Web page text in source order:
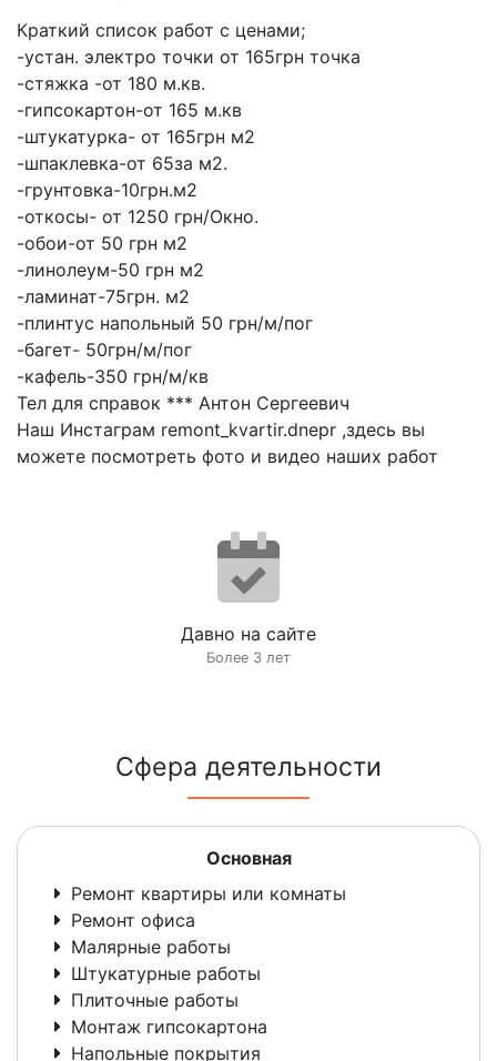
Краткий список работ с ценами;
-устан. электро точки от 165грн точка
-стяжка -от 180 м.кв.
-гипсокартон-от 165 м.кв
-штукатурка- от 165грн м2
-шпаклевка-от 65за м2.
-грунтовка-10грн.м2
-откосы- от 1250 грн/Окно.
-обои-от 50 грн м2
-линолеум-50 грн м2
-ламинат-75грн. м2
-плинтус напольный 50 грн/м/пог
-багет- 50грн/м/пог
-кафель-350 грн/м/кв
Тел для справок *** Антон Сергеевич
Наш Инстаграм remont_kvartir.dnepr ,здесь вы
можете посмотреть фото и видео наших работ
Давно на сайте
Более 3 лет
Сфера деятельности
Основная
Ремонт квартиры или комнаты
Ремонт офиса
Малярные работы
Штукатурные работы
Плиточные работы
Монтаж гипсокартона
Напольные покрытия